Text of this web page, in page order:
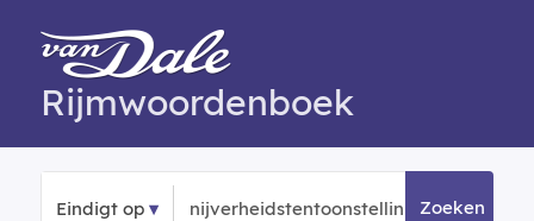
Rijmwoordenboek
Eindigt op Zoeken